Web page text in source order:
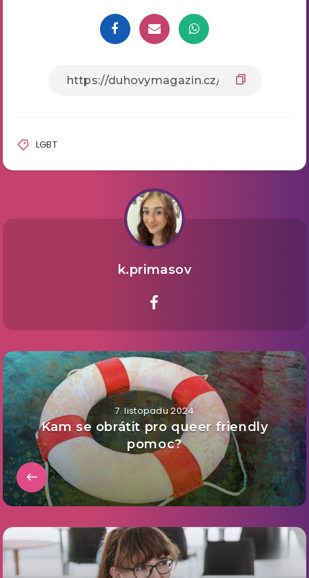
LGBT
k.primasov
7. listopadu 2024
Kam se obrátit pro queer friendly
pomoc?